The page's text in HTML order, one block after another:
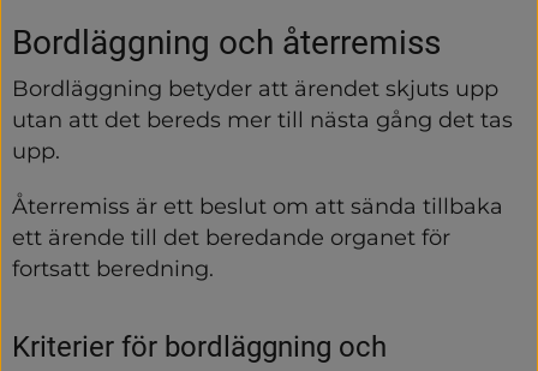
Bordläggning och återremiss
Bordläggning betyder att ärendet skjuts upp
utan att det bereds mer till nästa gång det tas
upp.
Återremiss är ett beslut om att sända tillbaka
ett ärende till det beredande organet för
fortsatt beredning.
Kriterier för bordläggning och